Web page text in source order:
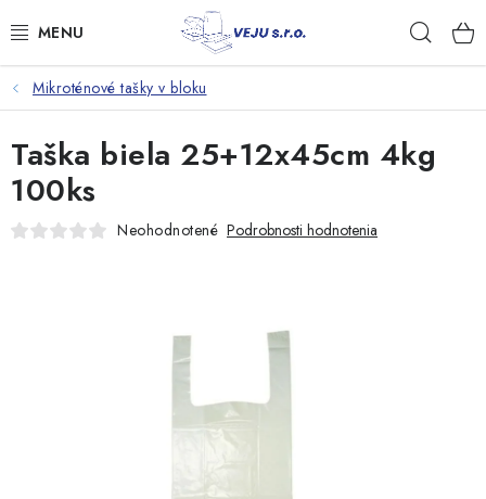
na
TAŠKY A VRECKÁ
FÓLIE, PAPIER, RUKAVICE
JEDNORÁZOVÝ RIAD
Mikroténové tašky v bloku
Taška biela 25+12x45cm 4kg
100ks
Neohodnotené Podrobnosti hodnotenia